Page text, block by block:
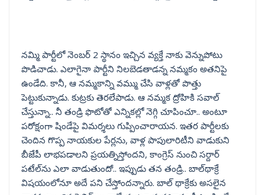
నమ్మి పార్టీలో నెంబర్‌ 2 స్థానం ఇచ్చిన వ్యక్తే నాకు వెన్నుపోటు
పొడిచాడు. ఎలాగైనా పార్టీని నిలబెడతాడన్న నమ్మకం అతనిపై
ఉండేది. కానీ, ఆ నమ్మకాన్ని వమ్ము చేసి వాళ్లతో పొత్తు
పెట్టుకున్నాడు. కుట్రకు తెరలేపాడు. ఆ నమ్మక ద్రోహికి సవాల్‌
చేస్తున్నా.. నీ తండ్రి ఫొటోతో ఎన్నికల్లో నెగ్గి చూపించూ.. అంటూ
పరోక్షంగా షిండేపై విమర్శలు గుప్పించారాయన. ఇతర పార్టీలకు
చెందిన గొప్ప నాయకుల పేర్లను, వాళ్ల పాపులారిటీని వాడుకుని
బీజేపీ లాభపడాలని ప్రయత్నిస్తోందని, కాంగ్రెస్‌ నుంచి సర్దార్
పటేల్‌ను ఎలా వాడుతుందో.. ఇప్పుడు తన తండ్రి.. బాల్‌థాక్రే
విషయంలోనూ అదే పని చేస్తోందన్నారు. బాల్‌ థాక్రేకు అసలైన